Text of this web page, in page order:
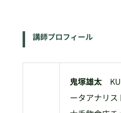
講師プロフィール
鬼塚雄太
ータアナリス